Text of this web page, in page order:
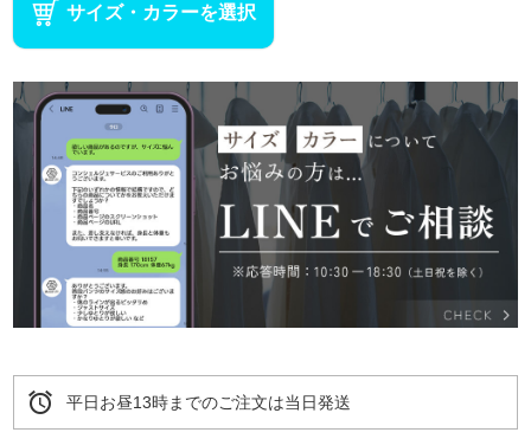
サイズ・カラーを選択
alarm 平日お昼13時までのご注文は当日発送